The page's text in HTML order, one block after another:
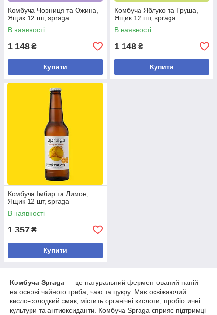
Комбуча Чорниця та Ожина,
Ящик 12 шт, spraga
В наявності
1 148 ₴
Купити
Комбуча Яблуко та Груша,
Ящик 12 шт, spraga
В наявності
1 148 ₴
Купити
Комбуча Імбир та Лимон,
Ящик 12 шт, spraga
В наявності
1 357 ₴
Купити
Комбуча Spraga — це натуральний ферментований напій
на основі чайного гриба, чаю та цукру. Має освіжаючий
кисло-солодкий смак, містить органічні кислоти, пробіотичні
культури та антиоксиданти. Комбуча Spraga сприяє підтримці